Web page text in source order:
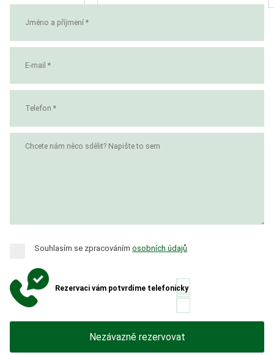
Souhlasím se zpracovánímosobních údajů
Rezervaci vám potvrdíme telefonicky
Nezávazně rezervovat